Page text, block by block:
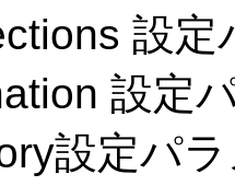
設
設定
設定パ